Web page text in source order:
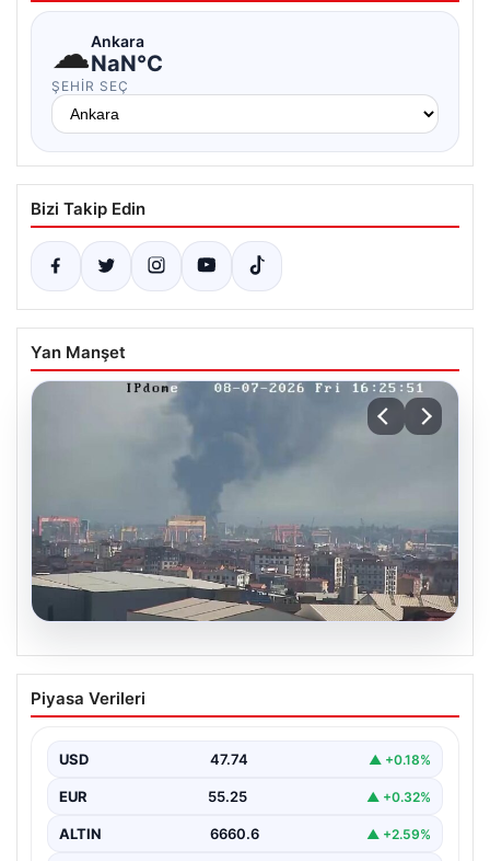
☁Ankara
NaN°C
ŞEHIR SEÇ
Bizi Takip Edin
Yan Manşet
07.08.2026
Tuzla’da işçi konteynerinde çıkan
yangın söndürüldü
kişinin kaldığı işçi konteynerinde…
Piyasa Verileri
USD 47.74 ▲ +0.18%
EUR 55.25 ▲ +0.32%
ALTIN 6660.6 ▲ +2.59%